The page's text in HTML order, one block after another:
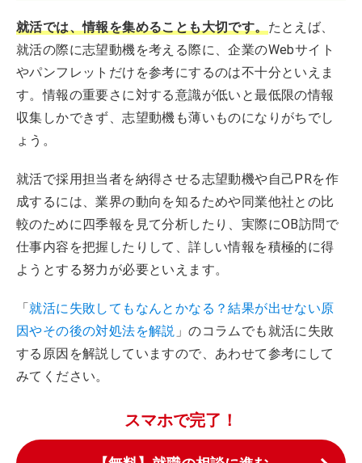
就活では、情報を集めることも大切です。たとえば、
就活の際に志望動機を考える際に、企業のWebサイト
やパンフレットだけを参考にするのは不十分といえま
す。情報の重要さに対する意識が低いと最低限の情報
収集しかできず、志望動機も薄いものになりがちでし
ょう。
就活で採用担当者を納得させる志望動機や自己PRを作
成するには、業界の動向を知るためや同業他社との比
較のために四季報を見て分析したり、実際にOB訪問で
仕事内容を把握したりして、詳しい情報を積極的に得
ようとする努力が必要といえます。
「就活に失敗してもなんとかなる？結果が出せない原
因やその後の対処法を解説 」のコラムでも就活に失敗
する原因を解説していますので、あわせて参考にして
みてください。
スマホで完了！